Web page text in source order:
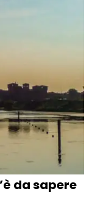
da sapere